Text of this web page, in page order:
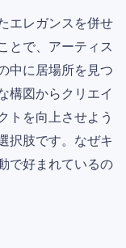
エレガンスを併せ
とで、アーティス
中に居場所を見つ
構図からクリエイ
トを向上させよう
択肢です。なぜキ
で好まれているの